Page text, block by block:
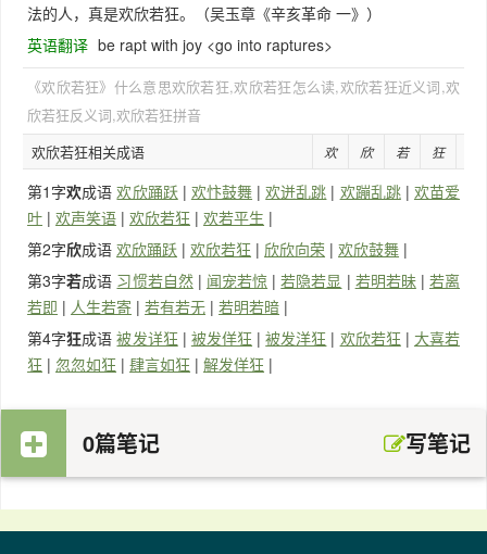
法的人，真是欢欣若狂。（吴玉章《辛亥革命 一》）
英语翻译 be rapt with joy <go into raptures>
《欢欣若狂》什么意思欢欣若狂,欢欣若狂怎么读,欢欣若狂近义词,欢
欣若狂反义词,欢欣若狂拼音
欢欣若狂相关成语
欢 欣 若 狂
第1字欢成语欢欣踊跃| 欢忭鼓舞 |欢迸乱跳 | 欢蹦乱跳| 欢苗爱
叶 |欢声笑语 |欢欣若狂 |欢若平生 |
第2字欣成语欢欣踊跃 |欢欣若狂 | 欣欣向荣 |欢欣鼓舞 |
第3字若成语 习惯若自然| 闻宠若惊 |若隐若显 | 若明若昧| 若离
若即 | 人生若寄 |若有若无 |若明若暗 |
第4字狂成语被发详狂| 被发佯狂 |被发洋狂 | 欢欣若狂| 大喜若
狂 | 忽忽如狂 |肆言如狂 |解发佯狂 |
0篇笔记 写笔记